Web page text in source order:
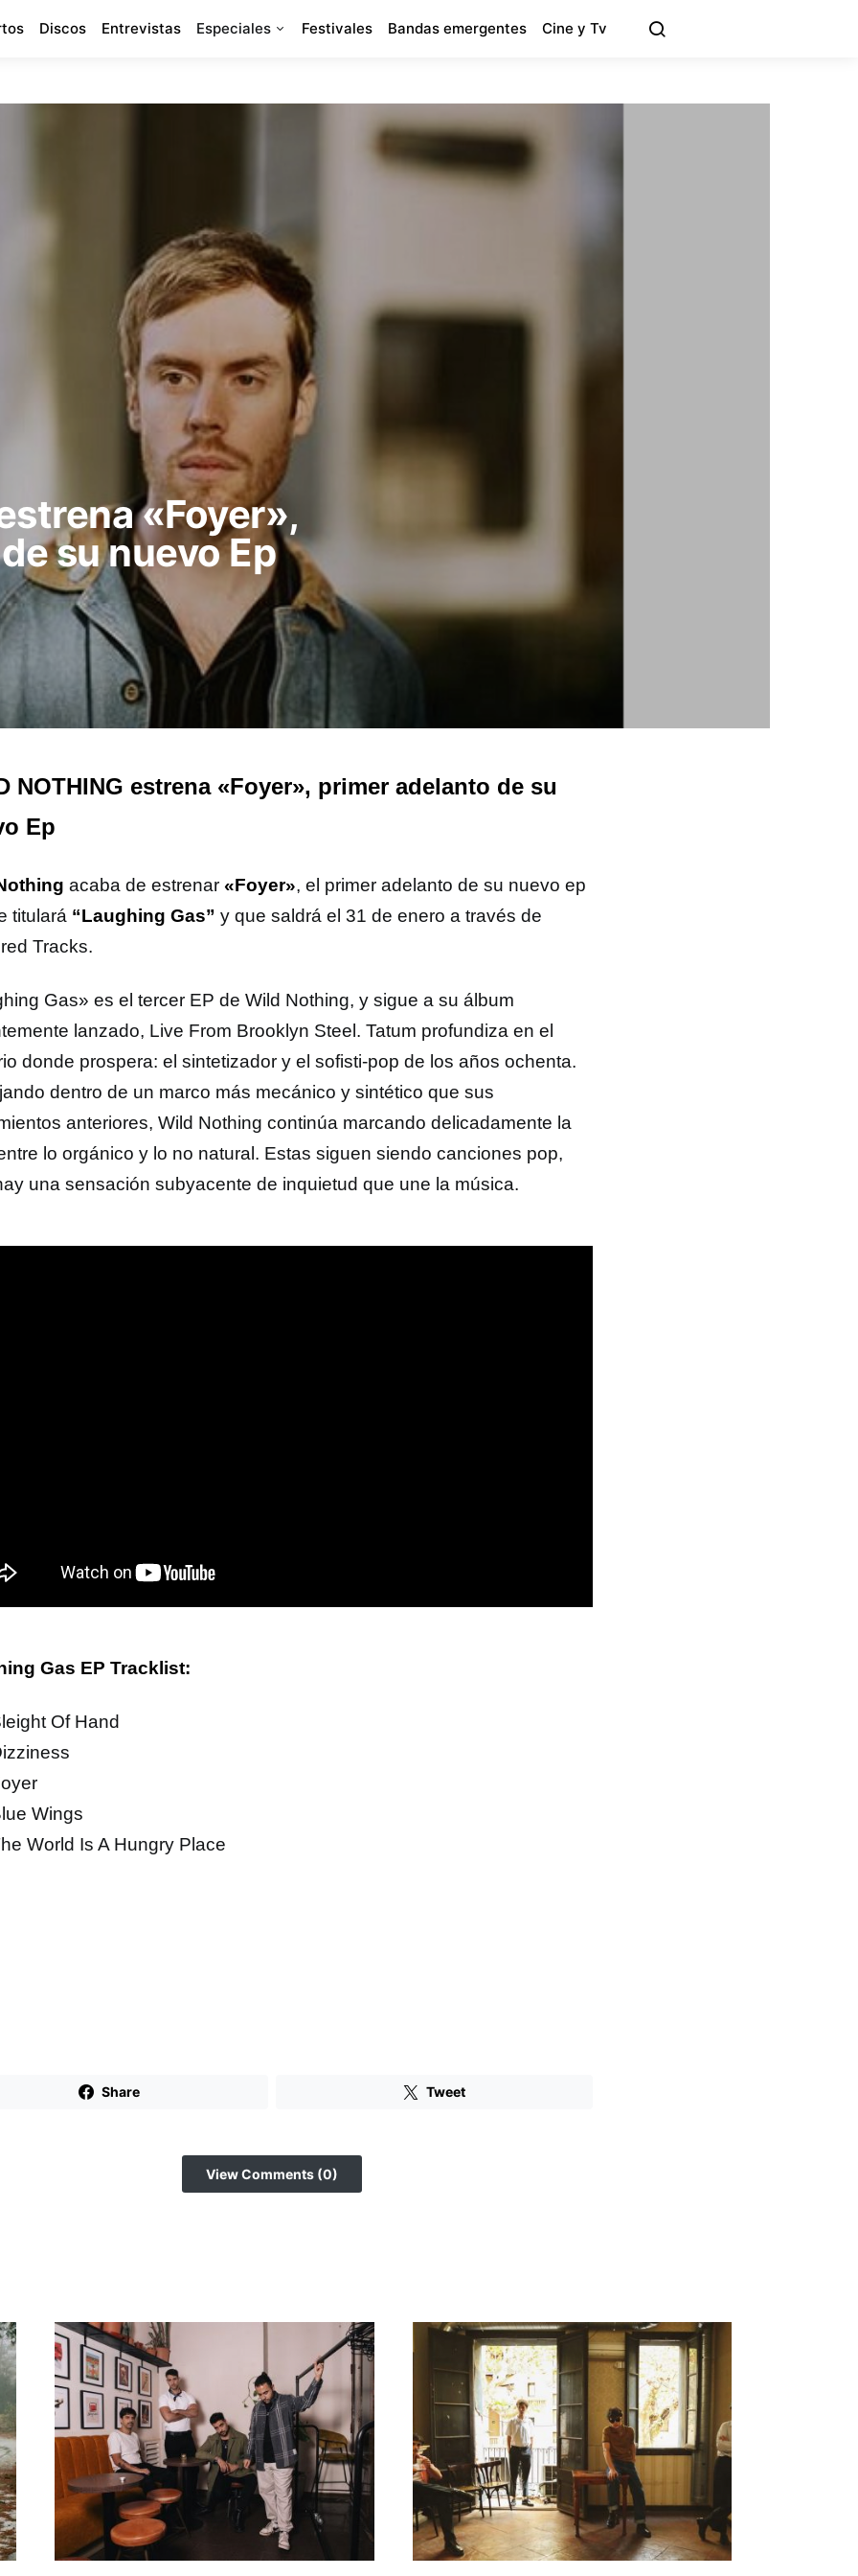
Discos Entrevistas Especiales Festivales Bandas emergentes Cine y Tv
«Foyer»,
su nuevo Ep
NOTHING estrena «Foyer», primer adelanto de su
Ep
acaba de estrenar «Foyer», el primer adelanto de su nuevo ep
titulará “Laughing Gas” y que saldrá el 31 de enero a través de
Tracks.
Gas» es el tercer EP de Wild Nothing, y sigue a su álbum
lanzado, Live From Brooklyn Steel. Tatum profundiza en el
donde prospera: el sintetizador y el sofisti-pop de los años ochenta.
dentro de un marco más mecánico y sintético que sus
anteriores, Wild Nothing continúa marcando delicadamente la
lo orgánico y lo no natural. Estas siguen siendo canciones pop,
una sensación subyacente de inquietud que une la música.
Gas EP Tracklist:
Of Hand
Wings
World Is A Hungry Place
Share Tweet
View Comments (0)